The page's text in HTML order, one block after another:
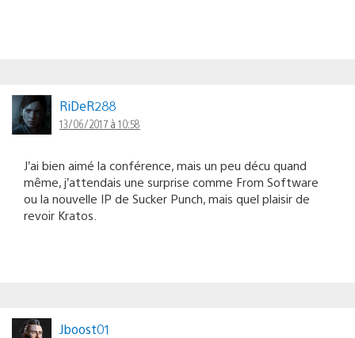
RiDeR288
13/06/2017 à 10:58
J’ai bien aimé la conférence, mais un peu décu quand
même, j’attendais une surprise comme From Software
ou la nouvelle IP de Sucker Punch, mais quel plaisir de
revoir Kratos.
Jboost01